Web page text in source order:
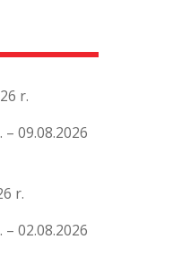
r.
– 09.08.2026
r.
– 02.08.2026